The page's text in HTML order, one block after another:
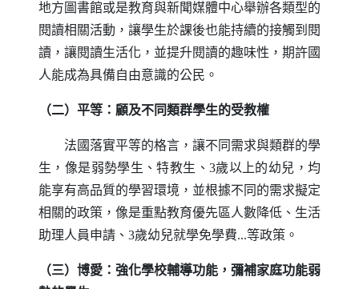
地方圖書館或是教育與新聞媒體中心舉辦各類型的
閱讀相關活動，讓學生於課後也能持續的接觸到閱
讀，讓閱讀生活化，並提升閱讀的趣味性，期許國
人能成為具備自由意識的公民。
（二）平等：顧及不同類群學生的受教權
法國落實平等的格言，讓不同需求與類群的學
生，像是弱勢學生、特教生、3歲以上的幼兒，均
能享有高品質的學習環境，並根據不同的需求擬定
相關的政策，像是重點教育優先區人數降低、生活
助理人員申請、3歲幼兒就學免學費...等政策。
（三）博愛：強化學校輔導功能，彌補家庭功能弱